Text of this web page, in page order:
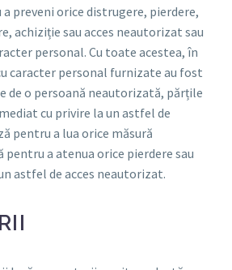
preveni orice distrugere, pierdere,
achiziție sau acces neautorizat sau
personal. Cu toate acestea, în
caracter personal furnizate au fost
de o persoană neautorizată, părțile
cu privire la un astfel de
pentru a lua orice măsură
pentru a atenua orice pierdere sau
astfel de acces neautorizat.